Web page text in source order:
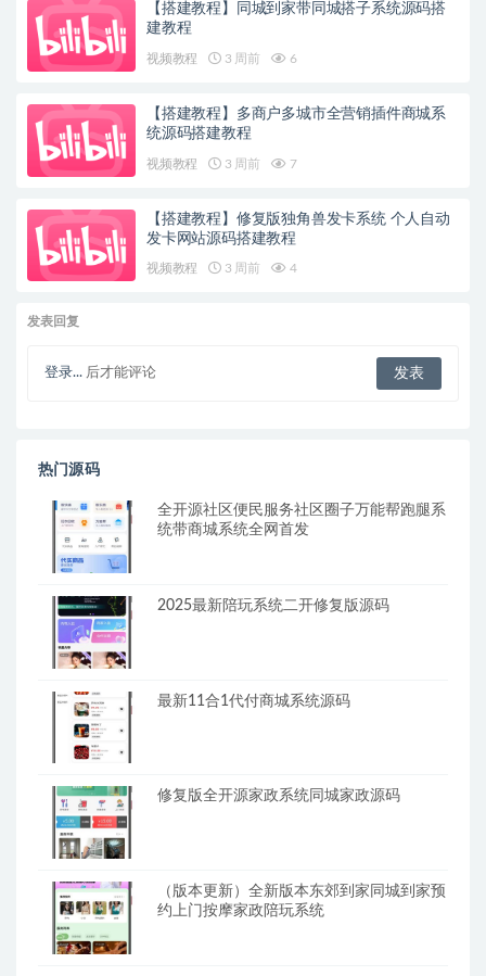
【搭建教程】同城到家带同城搭子系统源码搭
建教程
视频教程 3 周前 6
【搭建教程】多商户多城市全营销插件商城系
统源码搭建教程
视频教程 3 周前 7
【搭建教程】修复版独角兽发卡系统 个人自动
发卡网站源码搭建教程
视频教程 3 周前 4
发表回复
登录... 后才能评论
热门源码
全开源社区便民服务社区圈子万能帮跑腿系
统带商城系统全网首发
2025最新陪玩系统二开修复版源码
最新11合1代付商城系统源码
修复版全开源家政系统同城家政源码
（版本更新）全新版本东郊到家同城到家预
约上门按摩家政陪玩系统